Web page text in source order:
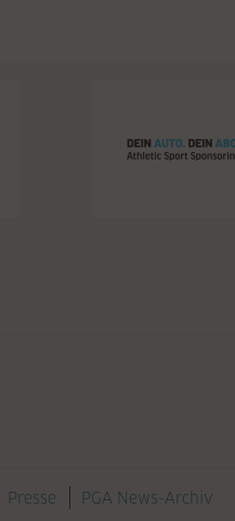
Presse PGA News-Archiv